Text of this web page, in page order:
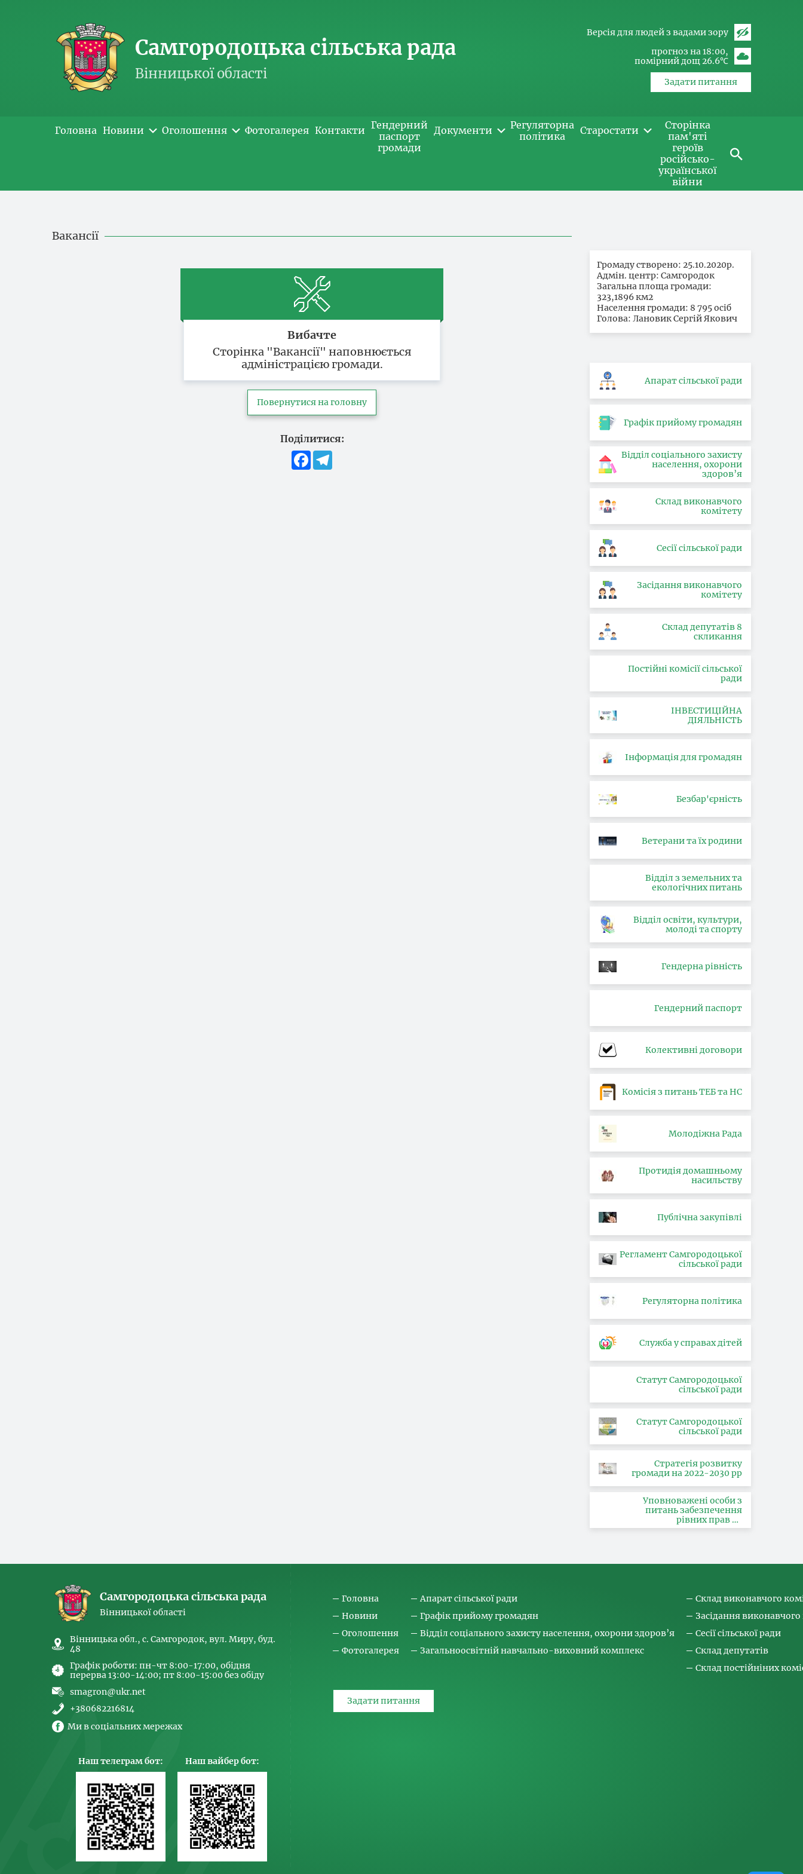
Самгородоцька сільська рада
Вінницької області
Версія для людей з вадами зору
прогноз на 18:00
помірний дощ 26.6℃
Задати питання
Головна Новини Оголошення Фотогалерея Контакти Гендерний
паспорт
громади
Документи
Регуляторна
політика
Старостати
Сторінка
пам'яті
героїв
російсько-
української
війни
Вакансії
Вибачте
Сторінка "Вакансії" наповнюється
адміністрацією громади.
Повернутися на головну
Поділитися:
Facebook
Громаду створено: 25.10.2020р.
Адмін. центр: Самгородок
Загальна площа громади:
323,1896 км2
Населення громади: 8 795 осіб
Голова: Лановик Сергій Якович
Апарат сільської ради
Графік прийому громадян
Відділ соціального захисту
населення, охорони
здоров’я
Склад виконавчого
комітету
Сесії сільської ради
Засідання виконавчого
комітету
Склад депутатів 8
скликання
Постійні комісії сільської
ради
ІНВЕСТИЦІЙНА
ДІЯЛЬНІСТЬ
Інформація для громадян
Безбар'єрність
Ветерани та їх родини
Відділ з земельних та
екологічних питань
Відділ освіти, культури,
молоді та спорту
Гендерна рівність
Гендерний паспорт
Колективні договори
Комісія з питань ТЕБ та НС
Молодіжна Рада
Протидія домашньому
насильству
Публічна закупівлі
Регламент Самгородоцької
сільської ради
Регуляторна політика
Служба у справах дітей
Статут Самгородоцької
сільської ради
Статут Самгородоцької
сільської ради
Стратегія розвитку
громади на 2022-2030 рр
Уповноважені особи з
питань забезпечення
рівних прав та
можливостей жінок і
здійснення заходів,
людьми та координатора
Самгородоцька сільська рада
Вінницької області
Вінницька обл., с. Самгородок, вул. Миру, буд.
48
Графік роботи: пн-чт 8:00-17:00, обідня
перерва 13:00-14:00; пт 8:00-15:00 без обіду
smagron@ukr.net
+380682216814
Ми в соціальних мережах
Наш телеграм бот: Наш вайбер бот:
Головна
Новини
Оголошення
Фотогалерея
Апарат сільської ради
Графік прийому громадян
Відділ соціального захисту населення, охорони здоров’я
Загальноосвітній навчально-виховний комплекс
Склад виконавчого
Засідання
Сесії сільської ради
Склад депутатів
Склад постійніних
Задати питання